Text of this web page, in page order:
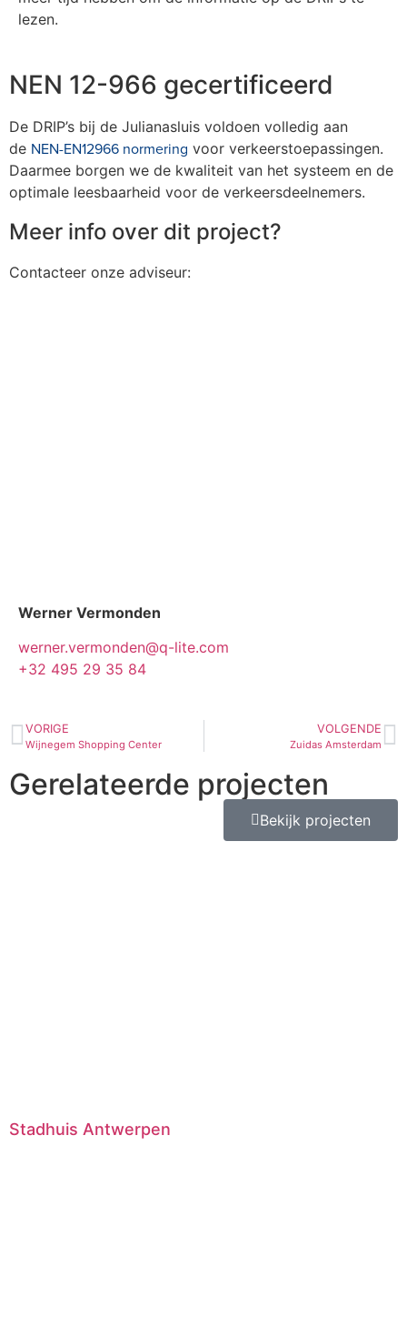
lezen.
NEN 12-966 gecertificeerd
De DRIP’s bij de Julianasluis voldoen volledig aan
de NEN-EN12966 normering voor verkeerstoepassingen.
Daarmee borgen we de kwaliteit van het systeem en de
optimale leesbaarheid voor de verkeersdeelnemers.
Meer info over dit project?
Contacteer onze adviseur:
Werner Vermonden
werner.vermonden@q-lite.com
+32 495 29 35 84
VORIGE
Wijnegem Shopping Center
VOLGENDE
Zuidas Amsterdam
Gerelateerde projecten
Bekijk projecten
Stadhuis Antwerpen